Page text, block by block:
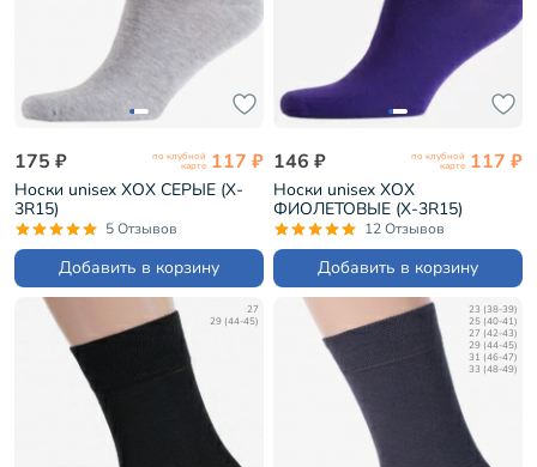
175 ₽ по клубной
карте 117 ₽
Носки unisex ХОХ СЕРЫЕ (X-
3R15)
5 Отзывов
Добавить в корзину
146 ₽ по клубной
карте 117 ₽
Носки unisex ХОХ
ФИОЛЕТОВЫЕ (X-3R15)
12 Отзывов
Добавить в корзину
27
29 (44-45)
23 (38-39)
25 (40-41)
27 (42-43)
29 (44-45)
31 (46-47)
33 (48-49)